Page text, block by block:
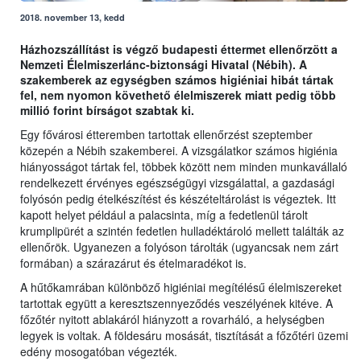
2018. november 13, kedd
Házhozszállítást is végző budapesti éttermet ellenőrzött a
Nemzeti Élelmiszerlánc-biztonsági Hivatal (Nébih). A
szakemberek az egységben számos higiéniai hibát tártak
fel, nem nyomon követhető élelmiszerek miatt pedig több
millió forint bírságot szabtak ki.
Egy fővárosi étteremben tartottak ellenőrzést szeptember
közepén a Nébih szakemberei. A vizsgálatkor számos higiénia
hiányosságot tártak fel, többek között nem minden munkavállaló
rendelkezett érvényes egészségügyi vizsgálattal, a gazdasági
folyósón pedig ételkészítést és készételtárolást is végeztek. Itt
kapott helyet például a palacsinta, míg a fedetlenül tárolt
krumplipürét a szintén fedetlen hulladéktároló mellett találták az
ellenőrök. Ugyanezen a folyóson tárolták (ugyancsak nem zárt
formában) a szárazárut és ételmaradékot is.
A hűtőkamrában különböző higiéniai megítélésű élelmiszereket
tartottak együtt a keresztszennyeződés veszélyének kitéve. A
főzőtér nyitott ablakáról hiányzott a rovarháló, a helységben
legyek is voltak. A földesáru mosását, tisztítását a főzőtéri üzemi
edény mosogatóban végezték.